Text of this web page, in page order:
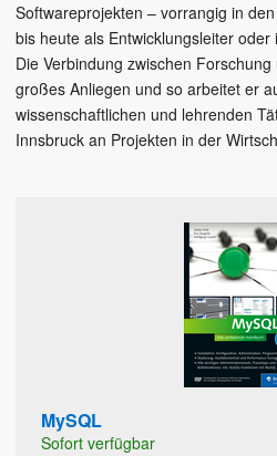
Softwareprojekten – vorrangig in
bis heute als Entwicklungsleiter
Die Verbindung zwischen
großes Anliegen und so arbeitet er
wissenschaftlichen und lehrenden
Innsbruck an Projekten in der
MySQL
Sofort verfügbar